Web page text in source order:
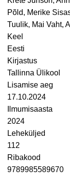
Põld, Merike
Tuulik, Mai Vaht,
Keel
Eesti
Kirjastus
Tallinna Ülikool
Lisamise aeg
17.10.2024
Ilmumisaasta
2024
Leheküljed
112
Ribakood
9789985589670